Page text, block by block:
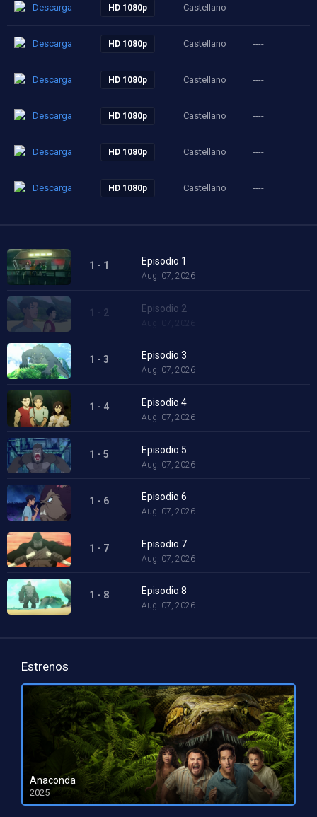
Descarga HD 1080p Castellano ----
Descarga HD 1080p Castellano ----
Descarga HD 1080p Castellano ----
Descarga HD 1080p Castellano ----
Descarga HD 1080p Castellano ----
Descarga HD 1080p Castellano ----
1 - 1 Episodio 1
Aug. 07, 2026
1 - 2 Episodio 2
Aug. 07, 2026
1 - 3 Episodio 3
Aug. 07, 2026
1 - 4 Episodio 4
Aug. 07, 2026
1 - 5 Episodio 5
Aug. 07, 2026
1 - 6 Episodio 6
Aug. 07, 2026
1 - 7 Episodio 7
Aug. 07, 2026
1 - 8 Episodio 8
Aug. 07, 2026
Estrenos
Anaconda
2025
HD 1080pHD 720p